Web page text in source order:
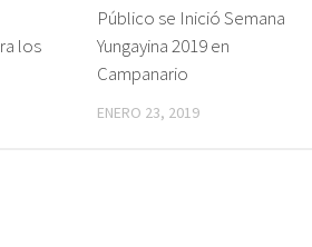
los
Público se Inició Semana
Yungayina 2019 en
Campanario
ENERO 23, 2019